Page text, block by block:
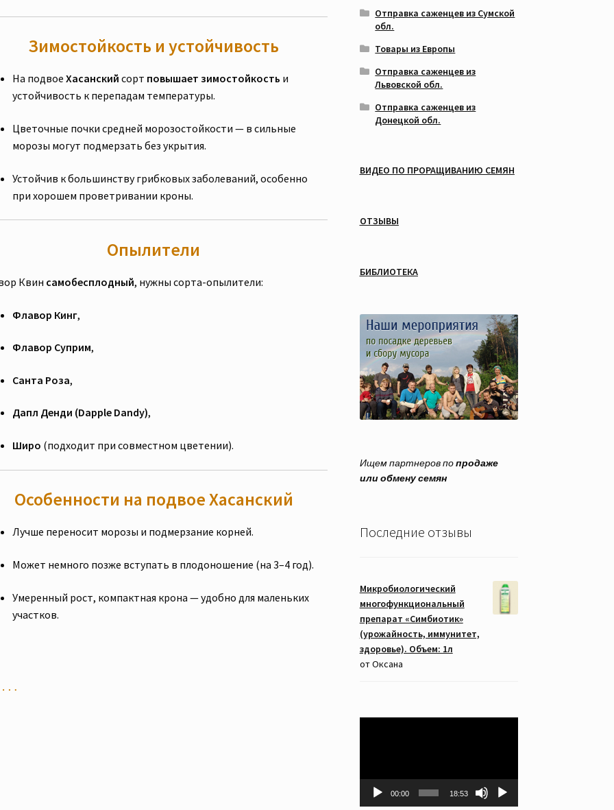
Зимостойкость и устойчивость
На подвое Хасанский сорт повышает зимостойкость и
устойчивость к перепадам температуры.
Цветочные почки средней морозостойкости — в сильные
морозы могут подмерзать без укрытия.
Устойчив к большинству грибковых заболеваний, особенно
при хорошем проветривании кроны.
Опылители
Квин самобесплодный, нужны сорта-опылители:
Флавор Кинг,
Флавор Суприм,
Санта Роза,
Дапл Денди (Dapple Dandy),
Широ (подходит при совместном цветении).
Особенности на подвое Хасанский
Лучше переносит морозы и подмерзание корней.
Может немного позже вступать в плодоношение (на 3–4 год).
Умеренный рост, компактная крона — удобно для маленьких
участков.
Отправка саженцев из Сумской
обл.
Товары из Европы
Отправка саженцев из
Львовской обл.
Отправка саженцев из
Донецкой обл.
ВИДЕО ПО ПРОРАЩИВАНИЮ СЕМЯН
ОТЗЫВЫ
БИБЛИОТЕКА
Ищем партнеров попродаже
или обмену семян
Последние отзывы
Микробиологический
многофункциональный
препарат «Симбиотик»
(урожайность, иммунитет,
здоровье). Объем: 1л
от Оксана
00:00 18:53